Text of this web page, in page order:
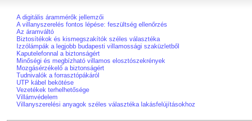
A digitális árammérők jellemzői
A villanyszerelés fontos lépése: feszültség ellenőrzés
Az áramváltó
Biztosítékok és kismegszakítók széles választéka
Izzólámpák a legjobb budapesti villamossági szaküzletből
Kaputelefonnal a biztonságért
Minőségi és megbízható villamos elosztószekrények
Mozgásérzékelő a biztonságért
Tudnivalók a forrasztópákáról
UTP kábel bekötése
Vezetékek terhelhetősége
Villámvédelem
Villanyszerelési anyagok széles választéka lakásfelújításokhoz